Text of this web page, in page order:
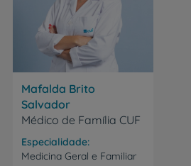
Mafalda Brito
Salvador
Médico de Família CUF
Especialidade
Medicina Geral e Familiar